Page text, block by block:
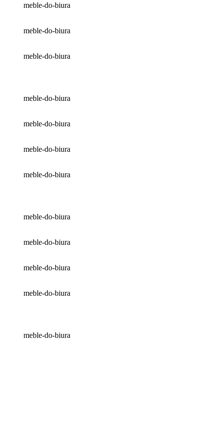
meble-do-biura
meble-do-biura
meble-do-biura
meble-do-biura
meble-do-biura
meble-do-biura
meble-do-biura
meble-do-biura
meble-do-biura
meble-do-biura
meble-do-biura
meble-do-biura